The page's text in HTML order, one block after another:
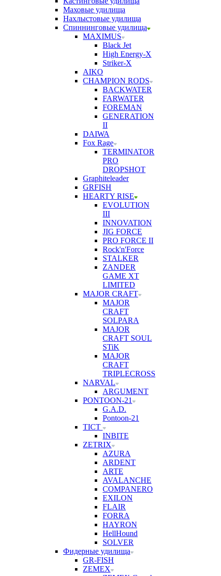
Маховые удилища
Нахлыстовые удилища
Спиннинговые удилища
MAXIMUS
Black Jet
High Energy-X
Striker-X
AIKO
CHAMPION RODS
BACKWATER
FARWATER
FOREMAN
GENERATION
II
DAIWA
Fox Rage
TERMINATOR
PRO
DROPSHOT
Graphiteleader
GRFISH
HEARTY RISE
EVOLUTION
III
INNOVATION
JIG FORCE
PRO FORCE II
Rock'n'Force
STALKER
ZANDER
GAME XT
LIMITED
MAJOR CRAFT
MAJOR
CRAFT
SOLPARA
MAJOR
CRAFT SOUL
STiK
MAJOR
CRAFT
TRIPLECROSS
NARVAL
ARGUMENT
PONTOON-21
G.A.D.
Pontoon-21
TICT
INBITE
ZETRIX
AZURA
ARDENT
ARTE
AVALANCHE
COMPANERO
EXILON
FLAIR
FORRA
HAYRON
HellHound
SOLVER
Фидерные удилища
GR-FISH
ZEMEX